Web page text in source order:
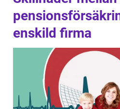
enskild firma